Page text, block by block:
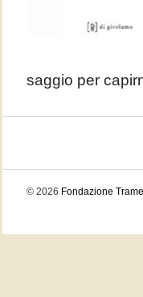
saggio per
© 2026 Fondazione Trame